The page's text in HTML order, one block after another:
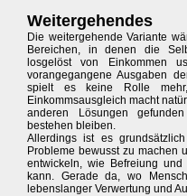
Weitergehendes
Die weitergehende Variante
Bereichen, in denen die
losgelöst von Einkommen
vorangegangene Ausgaben
spielt es keine Rolle
Einkommsausgleich macht
anderen Lösungen
bestehen bleiben.
Allerdings ist es
Probleme bewusst zu machen
entwickeln, wie Befreiung
kann. Gerade da, wo
lebenslanger Verwertung und